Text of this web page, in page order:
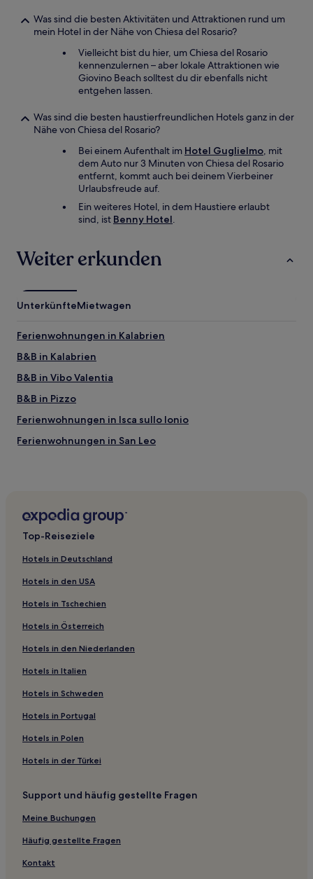
Was sind die besten Aktivitäten und Attraktionen rund um
mein Hotel in der Nähe von Chiesa del Rosario?
Vielleicht bist du hier, um Chiesa del Rosario
kennenzulernen – aber lokale Attraktionen wie
Giovino Beach solltest du dir ebenfalls nicht
entgehen lassen.
Was sind die besten haustierfreundlichen Hotels ganz in der
Nähe von Chiesa del Rosario?
Bei einem Aufenthalt im Hotel Guglielmo, mit
dem Auto nur 3 Minuten von Chiesa del Rosario
entfernt, kommt auch bei deinem Vierbeiner
Urlaubsfreude auf.
Ein weiteres Hotel, in dem Haustiere erlaubt
sind, ist Benny Hotel.
Weiter erkunden
UnterkünfteMietwagen
Ferienwohnungen in Kalabrien
B&B in Kalabrien
B&B in Vibo Valentia
B&B in Pizzo
Ferienwohnungen in Isca sullo Ionio
Ferienwohnungen in San Leo
B&B in Lamezia Terme
4-Sterne-Hotels in Isola di Capo Rizzuto
4-Sterne-Hotels in Quattromiglia
4-Sterne-Hotels in Zambrone
4-Sterne-Hotels in Catanzaro
Haustierfreundliche in Rende
Haustierfreundliche in Quattromiglia
Strand in Gizzeria
Business in Crotone
Haustierfreundliche in Crotone
Familien in Crotone
Familien in Sant'Eufemia Lamezia
Familien in Lamezia Terme
Business in Lamezia Terme
Hotels mit inbegriffenem Frühstück in Lamezia Terme
Hotels mit inbegriffenem Frühstück in Briatico
Top-Reiseziele
Hotels in Deutschland
Hotels in den USA
Hotels in Tschechien
Hotels in Österreich
Hotels in den Niederlanden
Hotels in Italien
Hotels in Schweden
Hotels in Portugal
Hotels in Polen
Hotels in der Türkei
Support und häufig gestellte Fragen
Meine Buchungen
Häufig gestellte Fragen
Kontakt